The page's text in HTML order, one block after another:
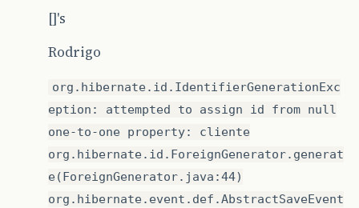
[]'s
Rodrigo
org.hibernate.id.IdentifierGenerationExc
eption: attempted to assign id from null
one-to-one property: cliente
org.hibernate.id.ForeignGenerator.generat
e(ForeignGenerator.java:44)
org.hibernate.event.def.AbstractSaveEvent